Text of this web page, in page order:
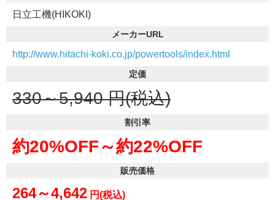
日立工機(HIKOKI)
メーカーURL
http://www.hitachi-koki.co.jp/powertools/index.html
定価
330～5,940 円(税込)
割引率
約20%OFF～約22%OFF
販売価格
264～4,642 円(税込)